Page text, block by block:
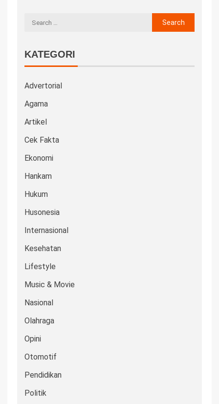
KATEGORI
Advertorial
Agama
Artikel
Cek Fakta
Ekonomi
Hankam
Hukum
Husonesia
Internasional
Kesehatan
Lifestyle
Music & Movie
Nasional
Olahraga
Opini
Otomotif
Pendidikan
Politik